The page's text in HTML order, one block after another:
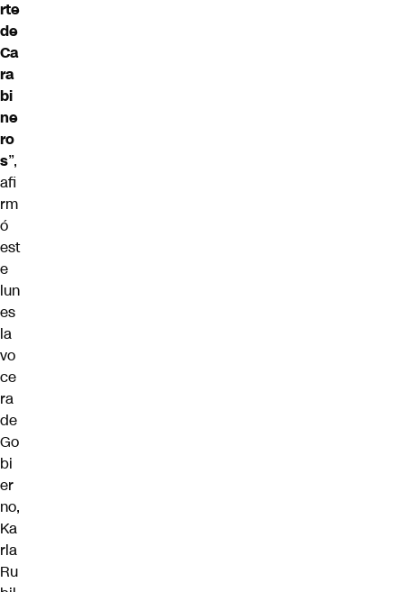
rte
de
Ca
ra
bi
ne
ro
s”,
afi
rm
ó
est
e
lun
es
la
vo
ce
ra
de
Go
bi
er
no,
Ka
rla
Ru